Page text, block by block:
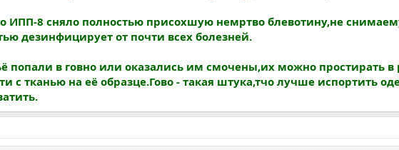
ИПП-8 сняло полностью присохшую немртво блевотину,не
дезинфицирует от почти всех болезней.
попали в говно или оказались им смочены,их можно простирать в
с тканью на её образце.Гово - такая штука,тчо лучше испортить